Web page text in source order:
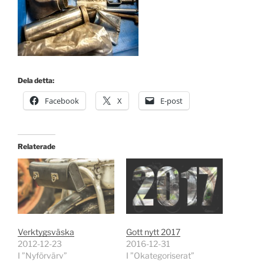
Dela detta:
Facebook X E-post
Relaterade
Verktygsväska
2012-12-23
I ”Nyförvärv”
Gott nytt 2017
2016-12-31
I ”Okategoriserat”